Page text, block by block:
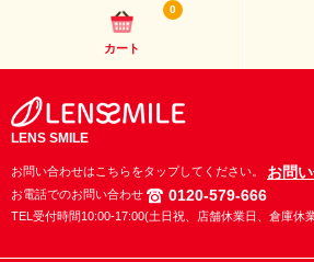
カート
0
LENS SMILE
お問い合わせはこちらをタップしてください。 お問
お電話でのお問い合わせ 0120-579-666
TEL受付時間10:00-17:00(土日祝、店舗休業日、倉庫休